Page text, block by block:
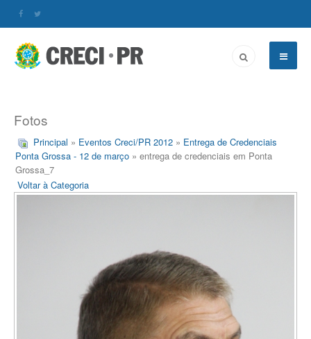
Fotos
Principal » Eventos Creci/PR 2012 » Entrega de Credenciais
Ponta Grossa - 12 de março » entrega de credenciais em Ponta
Grossa_7
Voltar à Categoria